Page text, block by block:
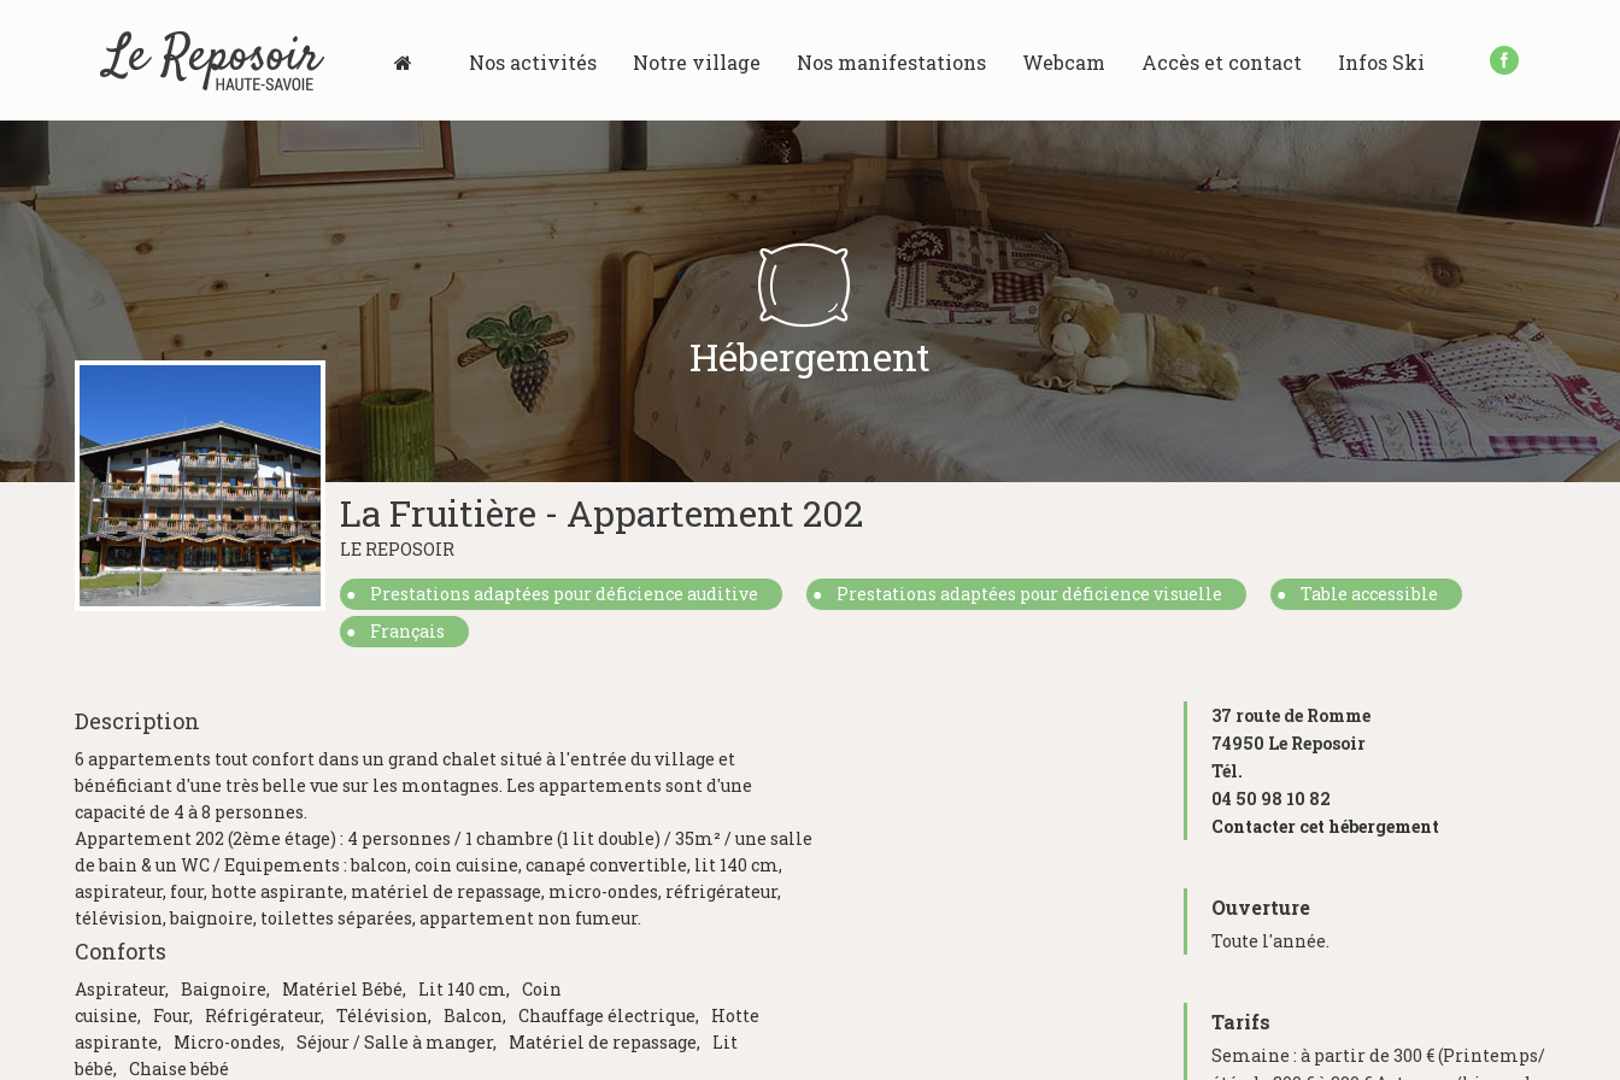
Nos activités Notre village Nos manifestations Webcam Accès et contact Infos Ski
Hébergement
La Fruitière - Appartement 202
LE REPOSOIR
Prestations adaptées pour déficience auditive
Prestations adaptées pour déficience visuelle
Table accessible
Français
Description
6 appartements tout confort dans un grand chalet situé à l'entrée du village et
bénéficiant d'une très belle vue sur les montagnes. Les appartements sont d'une
capacité de 4 à 8 personnes.
Appartement 202 (2ème étage) : 4 personnes / 1 chambre (1 lit double) / 35m² / une salle
de bain & un WC / Equipements : balcon, coin cuisine, canapé convertible, lit 140 cm,
aspirateur, four, hotte aspirante, matériel de repassage, micro-ondes, réfrigérateur,
télévision, baignoire, toilettes séparées, appartement non fumeur.
Conforts
Aspirateur Baignoire Matériel Bébé Lit 140 cm
Coin
cuisine
Four Réfrigérateur Télévision Balcon Chauffage électrique
Hotte
aspirante
Micro-ondes Séjour / Salle à manger Matériel de repassage
Lit
bébé
Chaise bébé
37 route de Romme
74950 Le Reposoir
Tél.
04 50 98 10 82
Contacter cet hébergement
Ouverture
Toute l'année.
Tarifs
Semaine : à partir de 300 € (Printemps/